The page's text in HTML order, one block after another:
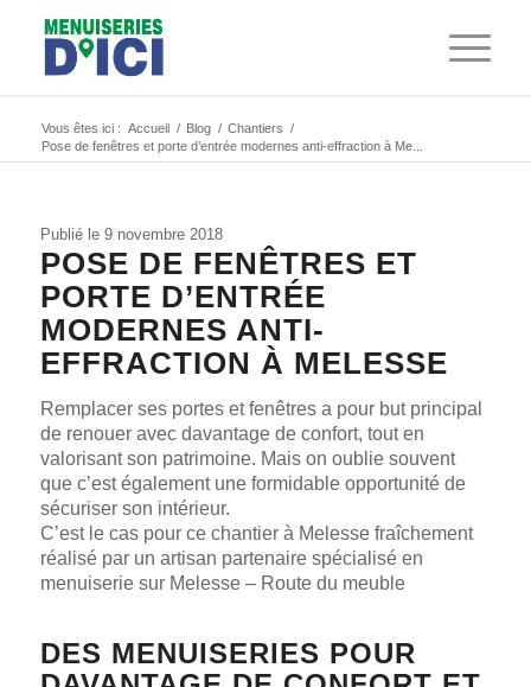
Vous êtes ici : Accueil / Blog / Chantiers /
Pose de fenêtres et porte d’entrée modernes anti-effraction à Me...
Publié le 9 novembre 2018
POSE DE FENÊTRES ET
PORTE D’ENTRÉE
MODERNES ANTI-
EFFRACTION À MELESSE
Remplacer ses portes et fenêtres a pour but principal
de renouer avec davantage de confort, tout en
valorisant son patrimoine. Mais on oublie souvent
que c’est également une formidable opportunité de
sécuriser son intérieur.
C’est le cas pour ce chantier à Melesse fraîchement
réalisé par un artisan partenaire spécialisé en
menuiserie sur Melesse – Route du meuble
DES MENUISERIES POUR